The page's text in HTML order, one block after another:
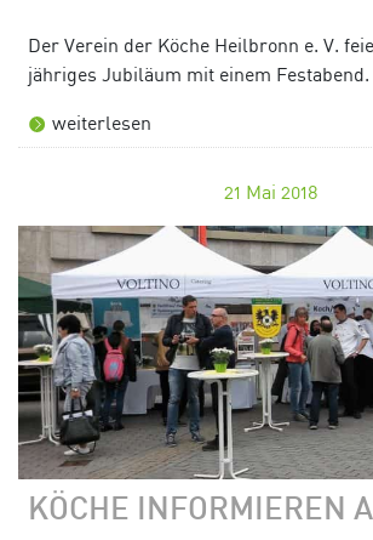
Der Verein der Köche Heilbronn e. V.
jähriges Jubiläum mit einem Festabend.
weiterlesen
21 Mai 2018
KÖCHE INFORMIEREN